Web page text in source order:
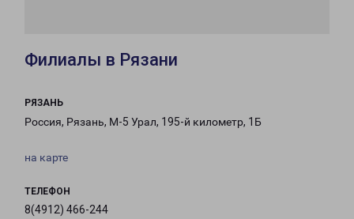
Филиалы в Рязани
РЯЗАНЬ
Россия, Рязань, М-5 Урал, 195-й километр, 1Б
на карте
ТЕЛЕФОН
8(4912) 466-244